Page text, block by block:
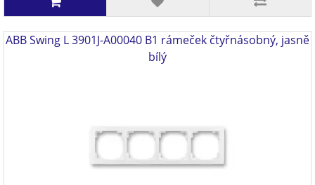
ABB Swing L 3901J-A00040 B1 rámeček čtyřnásobný, jasně
bílý